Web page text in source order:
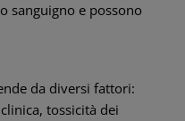
sanguigno e possono
da diversi fattori:
tossicità dei